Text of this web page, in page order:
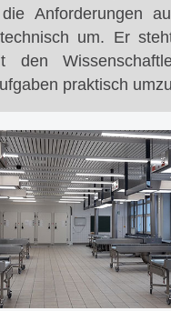
Anforderungen
um. Er
den
praktisch